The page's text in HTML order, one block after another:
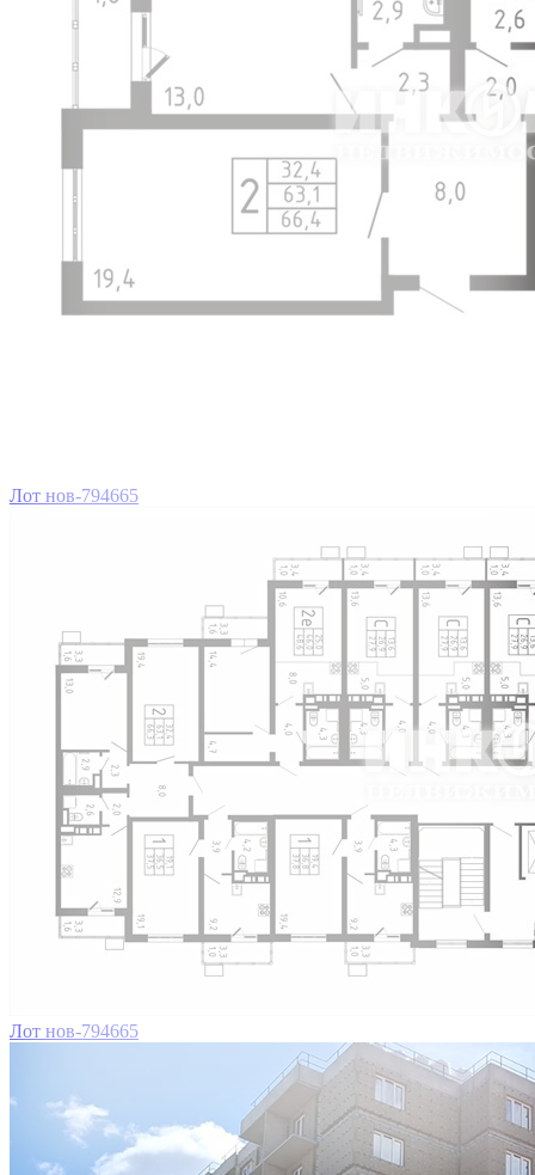
Лот нов-794665
Лот нов-794665